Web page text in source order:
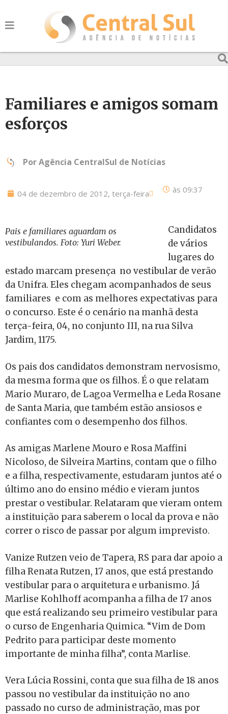
Familiares e amigos somam
esforços
PorAgência CentralSul de Notícias
04 de dezembro de 2012, terça-feira às 09:37
Pais e familiares aguardam os
vestibulandos. Foto: Yuri Weber.
Candidatos
de vários
lugares do
estado marcam presença no vestibular de verão
da Unifra. Eles chegam acompanhados de seus
familiares e com as melhores expectativas para
o concurso. Este é o cenário na manhã desta
terça-feira, 04, no conjunto III, na rua Silva
Jardim, 1175.
Os pais dos candidatos demonstram nervosismo,
da mesma forma que os filhos. É o que relatam
Mario Muraro, de Lagoa Vermelha e Leda Rosane
de Santa Maria, que também estão ansiosos e
confiantes com o desempenho dos filhos.
As amigas Marlene Mouro e Rosa Maffini
Nicoloso, de Silveira Martins, contam que o filho
e a filha, respectivamente, estudaram juntos até o
último ano do ensino médio e vieram juntos
prestar o vestibular. Relataram que vieram ontem
a instituição para saberem o local da prova e não
correr o risco de passar por algum imprevisto.
Vanize Rutzen veio de Tapera, RS para dar apoio a
filha Renata Rutzen, 17 anos, que está prestando
vestibular para o arquitetura e urbanismo. Já
Marlise Kohlhoff acompanha a filha de 17 anos
que está realizando seu primeiro vestibular para
o curso de Engenharia Quimica. “Vim de Dom
Pedrito para participar deste momento
importante de minha filha”, conta Marlise.
Vera Lúcia Rossini, conta que sua filha de 18 anos
passou no vestibular da instituição no ano
passado no curso de administração, mas por